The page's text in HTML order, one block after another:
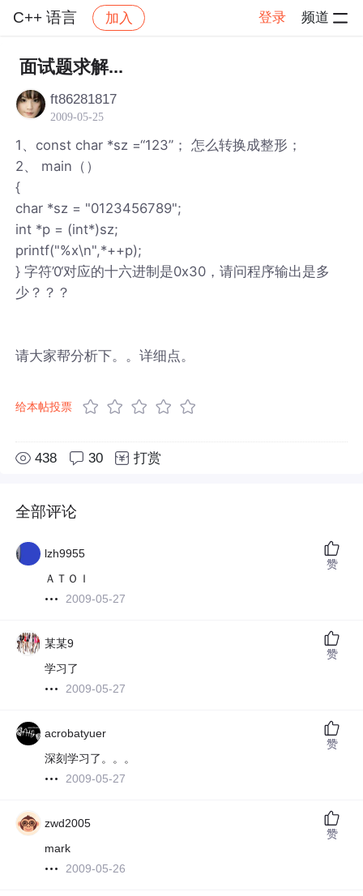
C++ 语言 加入 登录 频道
社区 C++ 语言
面试题求解...
ft86281817
2009-05-25
1、const char *sz =“123”； 怎么转换成整形；
2、 main（）
{
char *sz = "0123456789";
int *p = (int*)sz;
printf("%x\n",*++p);
} 字符’0‘对应的十六进制是0x30，请问程序输出是多
少？？？
请大家帮分析下。。详细点。
给本帖投票
438 30 打赏
全部评论
lzh9955
ＡＴＯＩ
2009-05-27
赞
某某9
学习了
2009-05-27
赞
acrobatyuer
深刻学习了。。。
2009-05-27
赞
zwd2005
mark
2009-05-26
赞